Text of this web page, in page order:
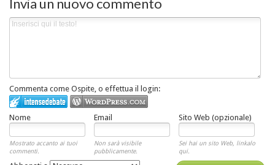
Invia un nuovo commento
Commenta come Ospite, o effettua il login:
Nome Email Sito Web (opzionale)
Mostrato accanto ai tuoi
commenti.
Non sarà visibile
pubblicamente.
Sei hai un sito Web, linkalo
qui.